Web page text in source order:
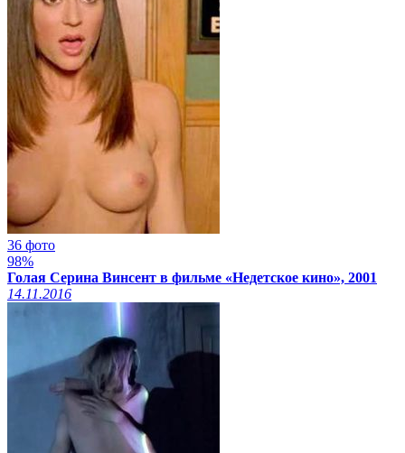
36 фото
98%
Голая Серина Винсент в фильме «Недетское кино», 2001
14.11.2016